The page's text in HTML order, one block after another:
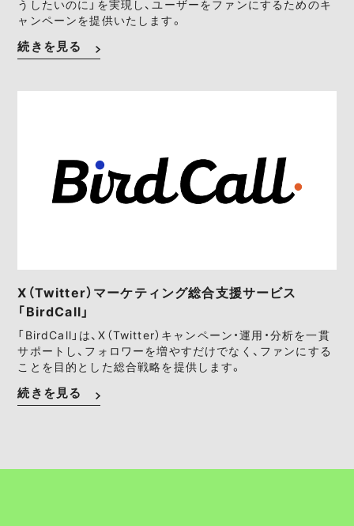
うしたいのに」を実現し、ユーザーをファンにするためのキ
ャンペーンを提供いたします。
続きを見る
X（Twitter）マーケティング総合支援サービス
「BirdCall」
「BirdCall」は、X（Twitter）キャンペーン・運用・分析を一貫
サポートし、フォロワーを増やすだけでなく、ファンにする
ことを目的とした総合戦略を提供します。
続きを見る